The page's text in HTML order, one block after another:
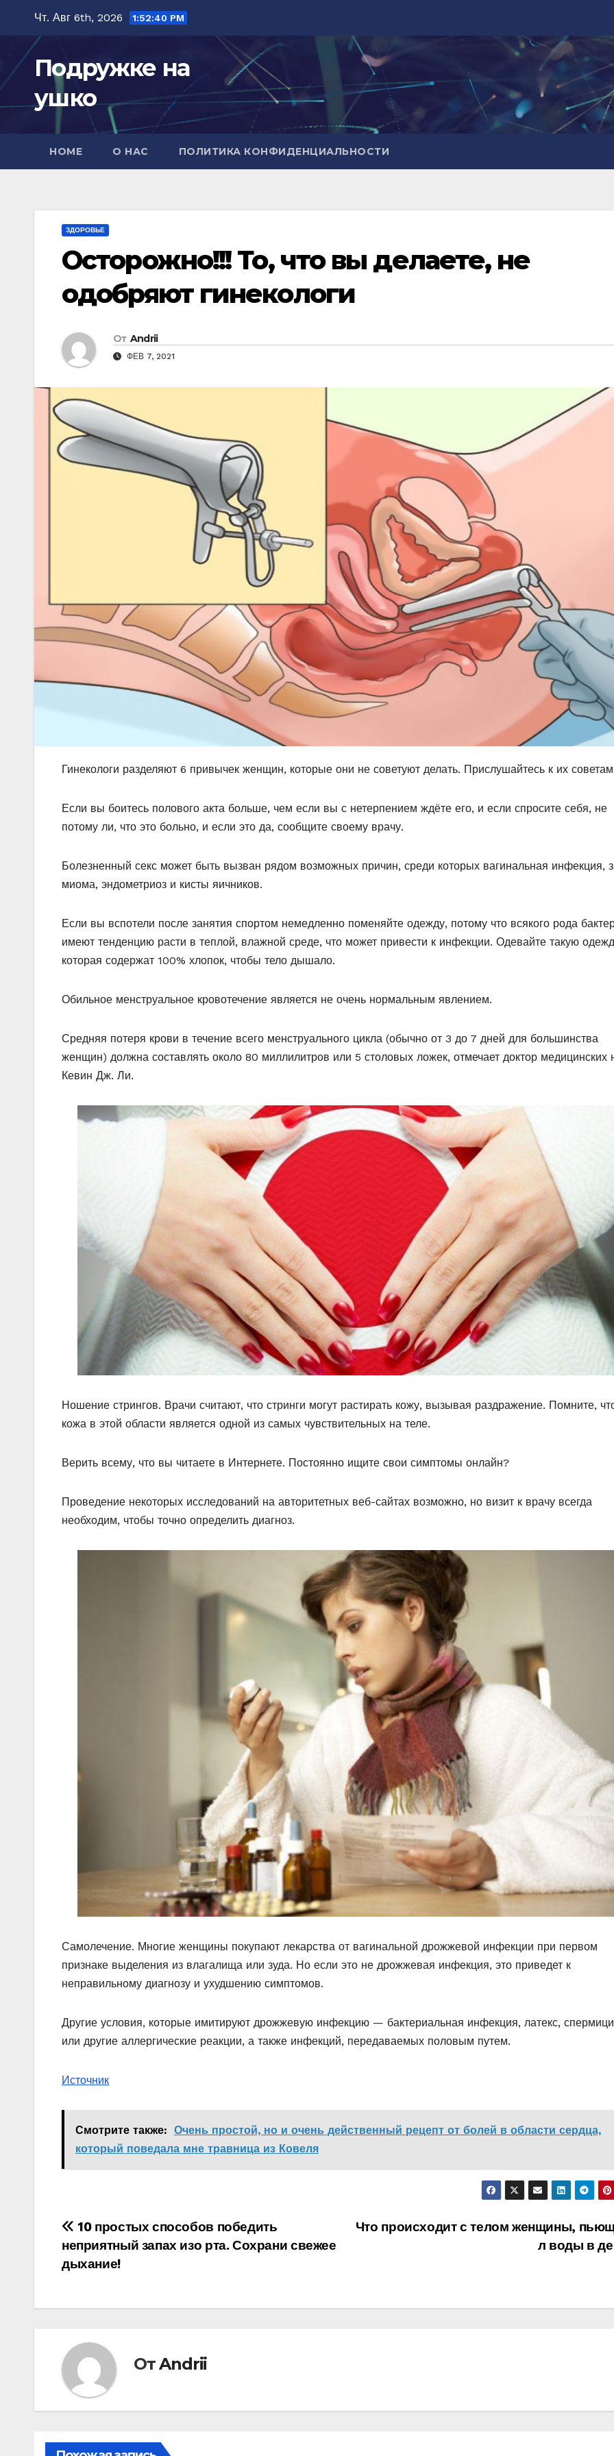
содержимому
Чт. Авг 6th, 2026 1:52:41 PM
Подружке на
ушко
HOME О НАС ПОЛИТИКА КОНФИДЕНЦИАЛЬНОСТИ
ЗДОРОВЬЕ
Осторожно!!! То, что вы делаете, не
одобряют гинекологи
От Andrii
ФЕВ 7, 2021
Гинекологи разделяют 6 привычек женщин, которые они не советуют делать. Прислушайтесь к их
Если вы боитесь полового акта больше, чем если вы с нетерпением ждёте его, и если спросите себя, не
потому ли, что это больно, и если это да, сообщите своему врачу.
Болезненный секс может быть вызван рядом возможных причин, среди которых вагинальная инфекция,
миома, эндометриоз и кисты яичников.
Если вы вспотели после занятия спортом немедленно поменяйте одежду, потому что всякого рода
имеют тенденцию расти в теплой, влажной среде, что может привести к инфекции. Одевайте такую
которая содержат 100% хлопок, чтобы тело дышало.
Обильное менструальное кровотечение является не очень нормальным явлением.
Средняя потеря крови в течение всего менструального цикла (обычно от 3 до 7 дней для большинства
женщин) должна составлять около 80 миллилитров или 5 столовых ложек, отмечает доктор медицинских
Кевин Дж. Ли.
Ношение стрингов. Врачи считают, что стринги могут растирать кожу, вызывая раздражение. Помните,
кожа в этой области является одной из самых чувствительных на теле.
Верить всему, что вы читаете в Интернете. Постоянно ищите свои симптомы онлайн?
Проведение некоторых исследований на авторитетных веб-сайтах возможно, но визит к врачу всегда
необходим, чтобы точно определить диагноз.
Самолечение. Многие женщины покупают лекарства от вагинальной дрожжевой инфекции при первом
признаке выделения из влагалища или зуда. Но если это не дрожжевая инфекция, это приведет к
неправильному диагнозу и ухудшению симптомов.
Другие условия, которые имитируют дрожжевую инфекцию — бактериальная инфекция, латекс,
или другие аллергические реакции, а также инфекций, передаваемых половым путем.
Источник
Смотрите также: Очень простой, но и очень действенный рецепт от болей в области сердца,
который поведала мне травница из Ковеля
Навигация
по
Что происходит с телом женщины,
л воды в
10 простых способов победить
неприятный запах изо рта. Сохрани свежее
дыхание!
ОтAndrii